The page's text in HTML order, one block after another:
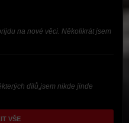
na nové věci. Několikrát jsem
dílů,jsem nikde jinde
VŠE